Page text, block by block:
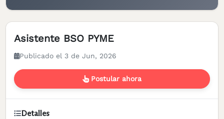
Asistente BSO PYME
Publicado el 3 de Jun, 2026
Postular ahora
Detalles